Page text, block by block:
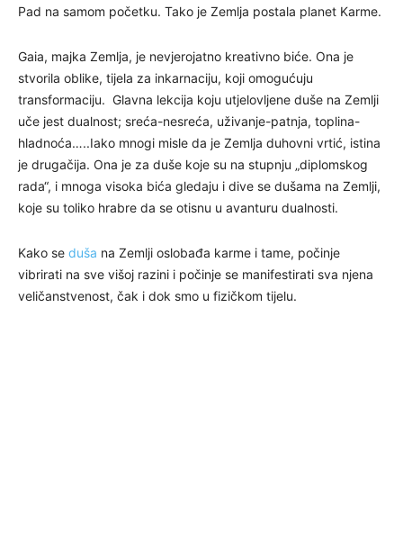
Pad na samom početku. Tako je Zemlja postala planet Karme.
Gaia, majka Zemlja, je nevjerojatno kreativno biće. Ona je
stvorila oblike, tijela za inkarnaciju, koji omogućuju
transformaciju. Glavna lekcija koju utjelovljene duše na Zemlji
uče jest dualnost; sreća-nesreća, uživanje-patnja, toplina-
hladnoća…..Iako mnogi misle da je Zemlja duhovni vrtić, istina
je drugačija. Ona je za duše koje su na stupnju „diplomskog
rada“, i mnoga visoka bića gledaju i dive se dušama na Zemlji,
koje su toliko hrabre da se otisnu u avanturu dualnosti.
Kako se duša na Zemlji oslobađa karme i tame, počinje
vibrirati na sve višoj razini i počinje se manifestirati sva njena
veličanstvenost, čak i dok smo u fizičkom tijelu.